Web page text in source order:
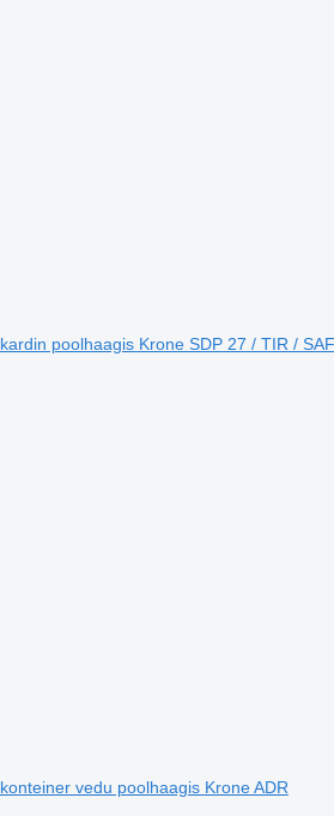
kardin poolhaagis Krone SDP 27 / TIR / SAF
konteiner vedu poolhaagis Krone ADR